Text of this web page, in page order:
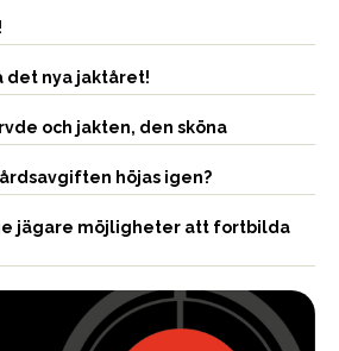
det nya jaktåret!
och jakten, den sköna
höjas igen?
ge jägare möjligheter att fortbilda